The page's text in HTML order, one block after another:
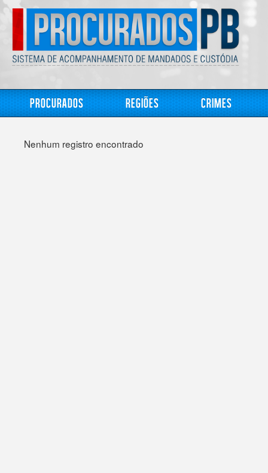
Procurados Regiões Crimes
Nenhum registro encontrado